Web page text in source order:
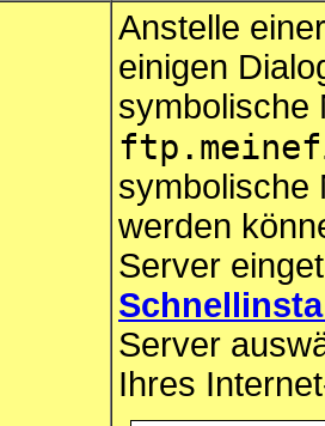
Anstelle
einigen
symbolische
symbolische
werden
Server
Server
Ihres